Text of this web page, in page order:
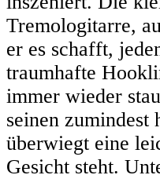
Tremologitarre,
er es schafft,
traumhafte
immer wieder
seinen
überwiegt eine
Gesicht steht.